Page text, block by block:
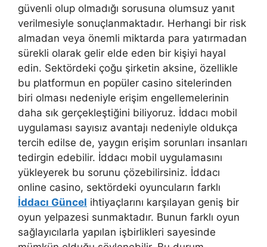
güvenli olup olmadığı sorusuna olumsuz yanıt
verilmesiyle sonuçlanmaktadır. Herhangi bir risk
almadan veya önemli miktarda para yatırmadan
sürekli olarak gelir elde eden bir kişiyi hayal
edin. Sektördeki çoğu şirketin aksine, özellikle
bu platformun en popüler casino sitelerinden
biri olması nedeniyle erişim engellemelerinin
daha sık gerçekleştiğini biliyoruz. İddacı mobil
uygulaması sayısız avantajı nedeniyle oldukça
tercih edilse de, yaygın erişim sorunları insanları
tedirgin edebilir. İddacı mobil uygulamasını
yükleyerek bu sorunu çözebilirsiniz. İddacı
online casino, sektördeki oyuncuların farklı
İddacı Güncel ihtiyaçlarını karşılayan geniş bir
oyun yelpazesi sunmaktadır. Bunun farklı oyun
sağlayıcılarla yapılan işbirlikleri sayesinde